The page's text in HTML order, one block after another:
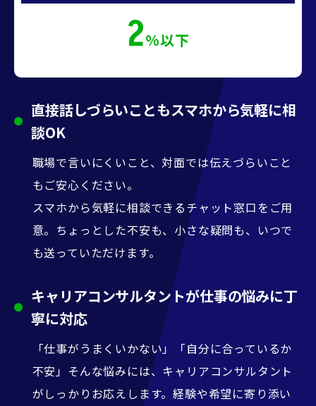
2%以下
直接話しづらいこともスマホから気軽に相
談OK
職場で言いにくいこと、対面では伝えづらいこと
もご安心ください。
スマホから気軽に相談できるチャット窓口をご用
意。ちょっとした不安も、小さな疑問も、いつで
も送っていただけます。
キャリアコンサルタントが仕事の悩みに丁
寧に対応
「仕事がうまくいかない」「自分に合っているか
不安」そんな悩みには、キャリアコンサルタント
がしっかりお応えします。経験や希望に寄り添い